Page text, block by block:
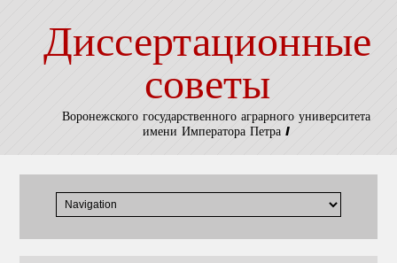
Диссертационные
советы
Воронежского государственного аграрного университета
имени Императора Петра I